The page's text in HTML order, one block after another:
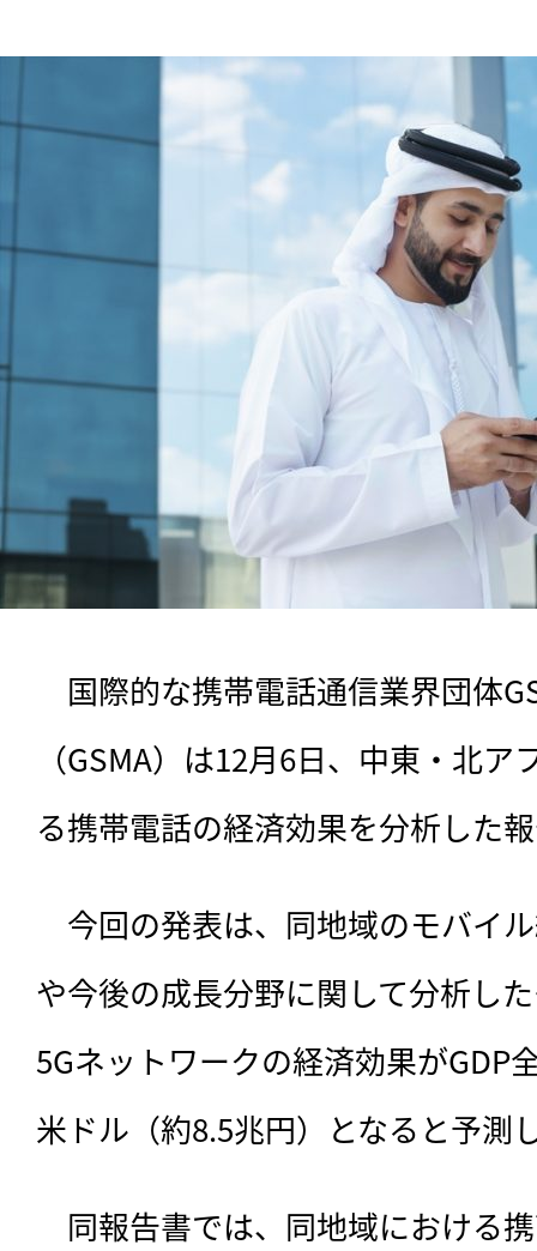
国際的な携帯電話通信業界団体
（GSMA）は12月6日、中東・北
る携帯電話の経済効果を分析した
今回の発表は、 同地域のモバイ
や今後の成長分野に関して分析し
5Gネットワークの経済効果がGDP
米ドル（約8.5兆円）となると予測
同報告書では、同地域における